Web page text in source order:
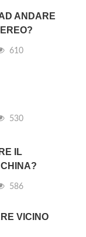
ANDARE
610
530
IL
586
VICINO